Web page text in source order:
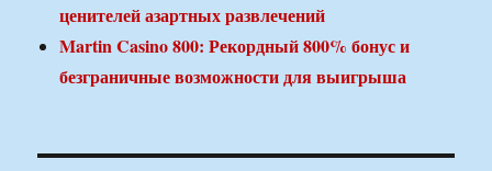
ценителей азартных развлечений
Martin Casino 800: Рекордный 800% бонус и
безграничные возможности для выигрыша